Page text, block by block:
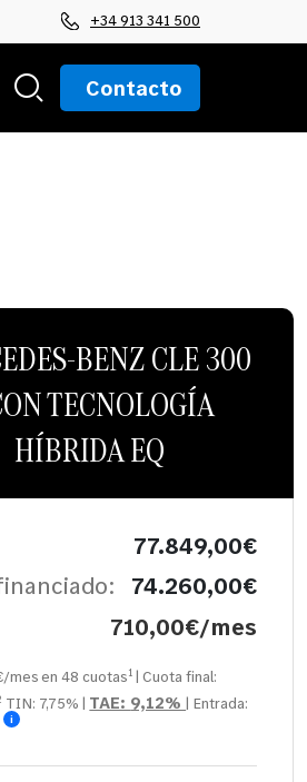
+34 913 341 500
Contacto
BENZ CLE 300
TECNOLOGÍA
HÍBRIDA EQ
77.849,00€
74.260,00€
710,00€/mes
mes en48 cuotas1 | Cuota final:
TIN: 7,75%| TAE: 9,12%| Entrada:
i